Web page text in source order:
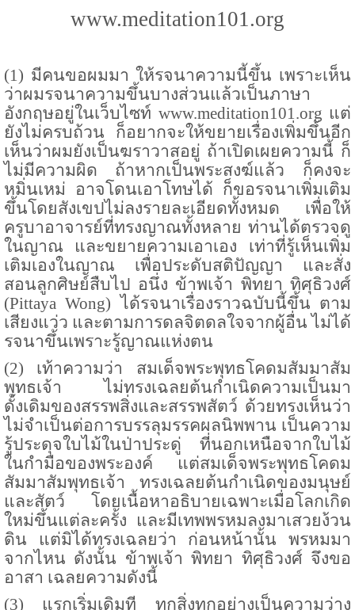
www.meditation101.org
(1) มีคนขอผมมา ให้รจนาความนี้ขึ้น เพราะเห็น
ว่าผมรจนาความขึ้นบางส่วนแล้วเป็นภาษา
อังกฤษอยู่ในเว็บไซท์ www.meditation101.org แต่
ยังไม่ครบถ้วน ก็อยากจะให้ขยายเรื่องเพิ่มขึ้นอีก
เห็นว่าผมยังเป็นฆราวาสอยู่ ถ้าเปิดเผยความนี้ ก็
ไม่มีความผิด ถ้าหากเป็นพระสงฆ์แล้ว ก็คงจะ
หมิ่นเหม่ อาจโดนเอาโทษได้ ก็ขอรจนาเพิ่มเติม
ขึ้นโดยสังเขปไม่ลงรายละเอียดทั้งหมด เพื่อให้
ครูบาอาจารย์ที่ทรงญาณทั้งหลาย ท่านได้ตรวจดู
ในญาณ และขยายความเอาเอง เท่าที่รู้เห็นเพิ่ม
เติมเองในญาณ เพื่อประดับสติปัญญา และสั่ง
สอนลูกศิษย์สืบไป อนึ่ง ข้าพเจ้า พิทยา ทิศุธิวงศ์
(Pittaya Wong)ได้รจนาเรื่องราวฉบับนี้ขึ้น ตาม
เสียงแว่ว และตามการดลจิตดลใจจากผู้อื่น ไม่ได้
รจนาขึ้นเพราะรู้ญาณแห่งตน
(2) เท้าความว่า สมเด็จพระพุทธโคดมสัมมาสัม
พุทธเจ้า ไม่ทรงเฉลยต้นกำเนิดความเป็นมา
ดั้งเดิมของสรรพสิ่งและสรรพสัตว์ ด้วยทรงเห็นว่า
ไม่จำเป็นต่อการบรรลุมรรคผลนิพพาน เป็นความ
รู้ประดุจใบไม้ในป่าประดู่ ที่นอกเหนือจากใบไม้
ในกำมือของพระองค์ แต่สมเด็จพระพุทธโคดม
สัมมาสัมพุทธเจ้า ทรงเฉลยต้นกำเนิดของมนุษย์
และสัตว์ โดยเนื้อหาอธิบายเฉพาะเมื่อโลกเกิด
ใหม่ขึ้นแต่ละครั้ง และมีเทพพรหมลงมาเสวยง้วน
ดิน แต่มิได้ทรงเฉลยว่า ก่อนหน้านั้น พรหมมา
จากไหน ดังนั้น ข้าพเจ้า พิทยา ทิศุธิวงศ์ จึงขอ
อาสา เฉลยความดังนี้
(3) แรกเริ่มเดิมที ทุกสิ่งทุกอย่างเป็นความว่าง